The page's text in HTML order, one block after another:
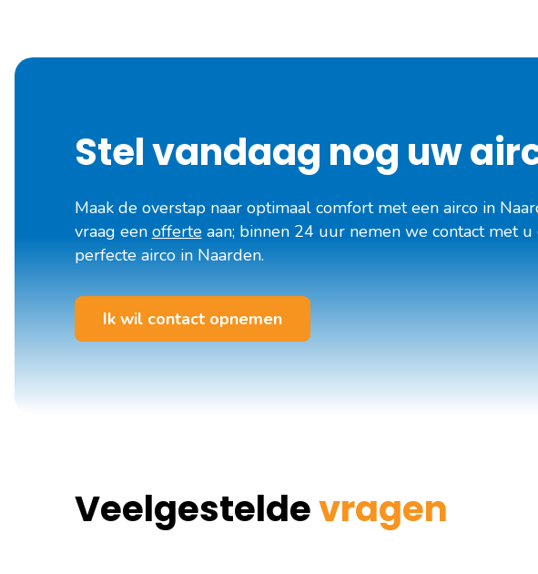
Stel vandaag nog uw
Maak de overstap naar optimaal comfort met een airco in
vraag een offerteaan; binnen 24 uur nemen we contact met
perfecte airco in Naarden.
Ik wil contact opnemen
Veelgesteldevragen